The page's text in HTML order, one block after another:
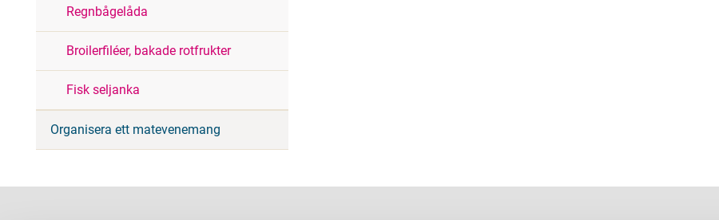
Regnbågelåda
Broilerfiléer, bakade rotfrukter
Fisk seljanka
Organisera ett matevenemang